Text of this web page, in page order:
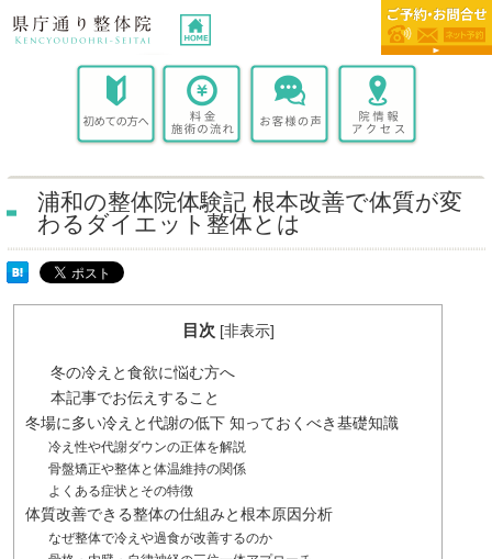
浦和の整体院体験記 根本改善で体質が変
わるダイエット整体とは
目次 [非表示]
冬の冷えと食欲に悩む方へ
本記事でお伝えすること
冬場に多い冷えと代謝の低下 知っておくべき基礎知識
冷え性や代謝ダウンの正体を解説
骨盤矯正や整体と体温維持の関係
よくある症状とその特徴
体質改善できる整体の仕組みと根本原因分析
なぜ整体で冷えや過食が改善するのか